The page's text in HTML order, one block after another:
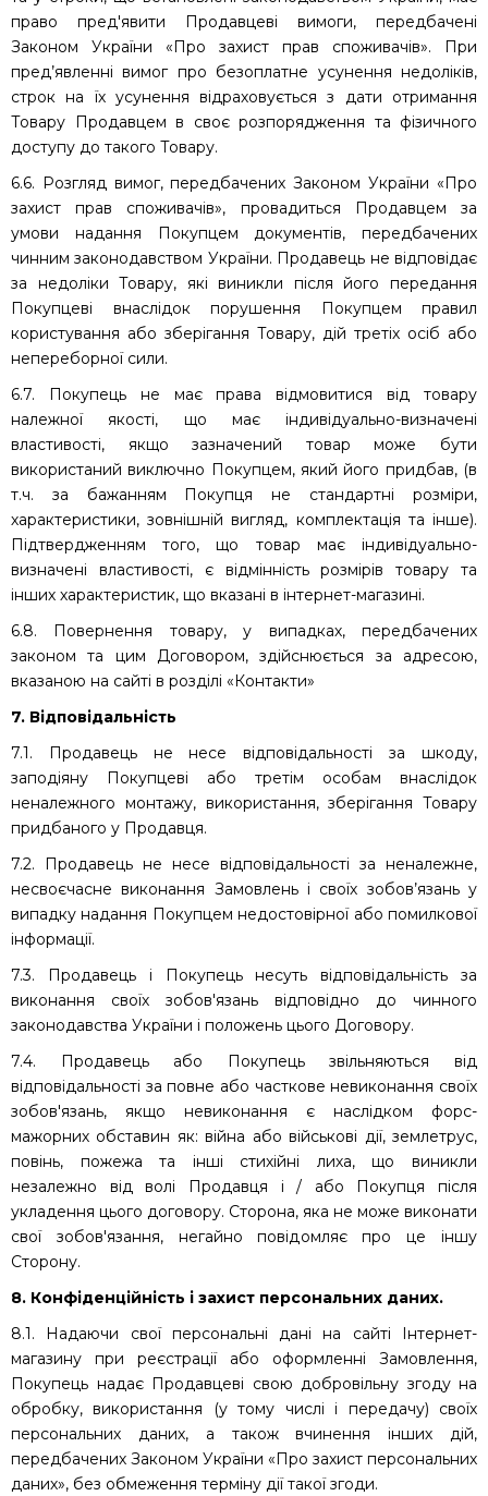
право пред'явити Продавцеві вимоги, передбачені
Законом України «Про захист прав споживачів». При
пред’явленні вимог про безоплатне усунення недоліків,
строк на їх усунення відраховується з дати отримання
Товару Продавцем в своє розпорядження та фізичного
доступу до такого Товару.
6.6. Розгляд вимог, передбачених Законом України «Про
захист прав споживачів», провадиться Продавцем за
умови надання Покупцем документів, передбачених
чинним законодавством України. Продавець не відповідає
за недоліки Товару, які виникли після його передання
Покупцеві внаслідок порушення Покупцем правил
користування або зберігання Товару, дій третіх осіб або
непереборної сили.
6.7. Покупець не має права відмовитися від товару
належної якості, що має індивідуально-визначені
властивості, якщо зазначений товар може бути
використаний виключно Покупцем, який його придбав, (в
т.ч. за бажанням Покупця не стандартні розміри,
характеристики, зовнішній вигляд, комплектація та інше).
Підтвердженням того, що товар має індивідуально-
визначені властивості, є відмінність розмірів товару та
інших характеристик, що вказані в інтернет-магазині.
6.8. Повернення товару, у випадках, передбачених
законом та цим Договором, здійснюється за адресою,
вказаною на сайті в розділі «Контакти»
7. Відповідальність
7.1. Продавець не несе відповідальності за шкоду,
заподіяну Покупцеві або третім особам внаслідок
неналежного монтажу, використання, зберігання Товару
придбаного у Продавця.
7.2. Продавець не несе відповідальності за неналежне,
несвоєчасне виконання Замовлень і своїх зобов’язань у
випадку надання Покупцем недостовірної або помилкової
інформації.
7.3. Продавець і Покупець несуть відповідальність за
виконання своїх зобов'язань відповідно до чинного
законодавства України і положень цього Договору.
7.4. Продавець або Покупець звільняються від
відповідальності за повне або часткове невиконання своїх
зобов'язань, якщо невиконання є наслідком форс-
мажорних обставин як: війна або військові дії, землетрус,
повінь, пожежа та інші стихійні лиха, що виникли
незалежно від волі Продавця і / або Покупця після
укладення цього договору. Сторона, яка не може виконати
свої зобов'язання, негайно повідомляє про це іншу
Сторону.
8. Конфіденційність і захист персональних даних.
8.1. Надаючи свої персональні дані на сайті Інтернет-
магазину при реєстрації або оформленні Замовлення,
Покупець надає Продавцеві свою добровільну згоду на
обробку, використання (у тому числі і передачу) своїх
персональних даних, а також вчинення інших дій,
передбачених Законом України «Про захист персональних
даних», без обмеження терміну дії такої згоди.